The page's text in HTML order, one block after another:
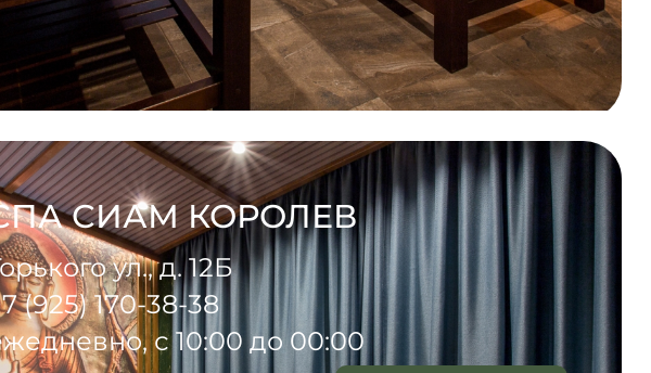
СИАМ КОРОЛЕВ
ул., д. 12Б
(925) 170-38-38
с 10:00 до 00:00